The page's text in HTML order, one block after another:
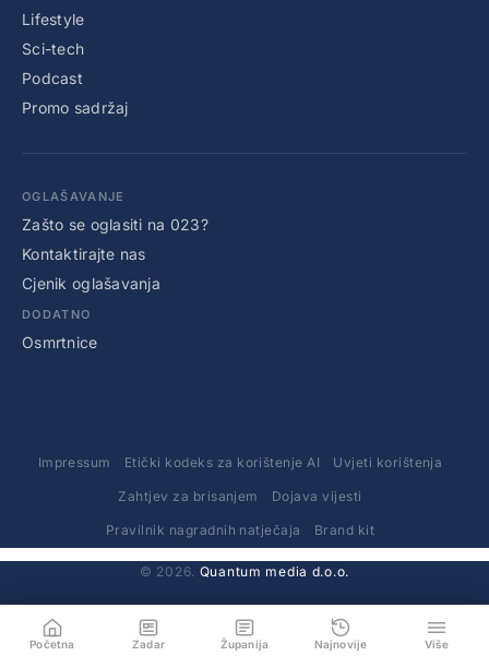
Lifestyle
Sci-tech
Podcast
Promo sadržaj
OGLAŠAVANJE
Zašto se oglasiti na 023?
Kontaktirajte nas
Cjenik oglašavanja
DODATNO
Osmrtnice
Impressum Etički kodeks za korištenje AI Uvjeti korištenja
Zahtjev za brisanjem Dojava vijesti
Pravilnik nagradnih natječaja Brand kit
© 2026. Quantum media d.o.o.
Početna Zadar Županija Najnovije Više